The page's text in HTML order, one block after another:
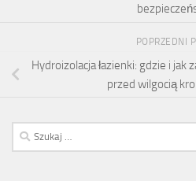
POPRZEDNI
Hydroizolacja łazienki: gdzie i
przed wilgocią
Szukaj: